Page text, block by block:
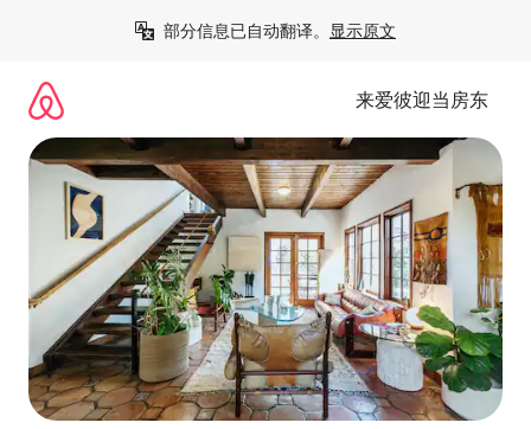
部分信息已自动翻译。 显示原文
来爱彼迎当房东